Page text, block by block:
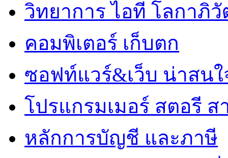
วิทยาการ ไอที โลกาภิ
คอมพิเตอร์ เก็บตก
ซอฟท์แวร์&เว็บ น่าสนใ
โปรแกรมเมอร์ สตอรี ส
หลักการบัญชี และภาษี